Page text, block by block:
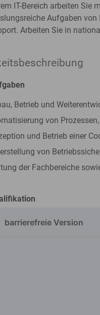
barrierefreie Version